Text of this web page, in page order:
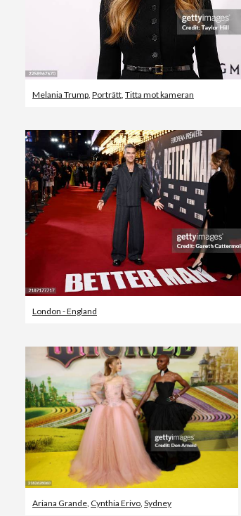
Melania Trump Porträtt Titta mot kameran
London - England
Ariana Grande, Cynthia Erivo, Sydney